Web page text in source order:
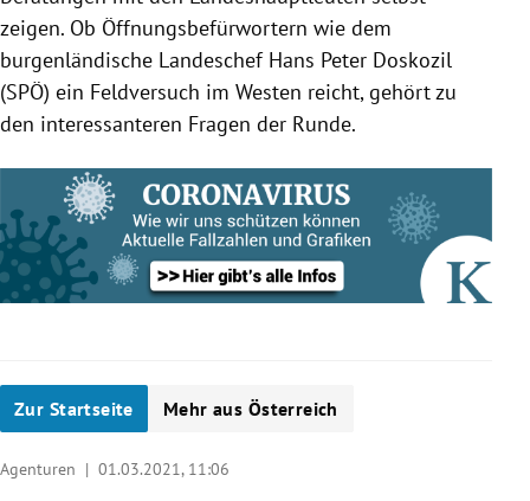
zeigen. Ob Öffnungsbefürwortern wie dem
burgenländische Landeschef Hans Peter Doskozil
(SPÖ) ein Feldversuch im Westen reicht, gehört zu
den interessanteren Fragen der Runde.
Zur Startseite Mehr aus Österreich
Agenturen | 01.03.2021, 11:06